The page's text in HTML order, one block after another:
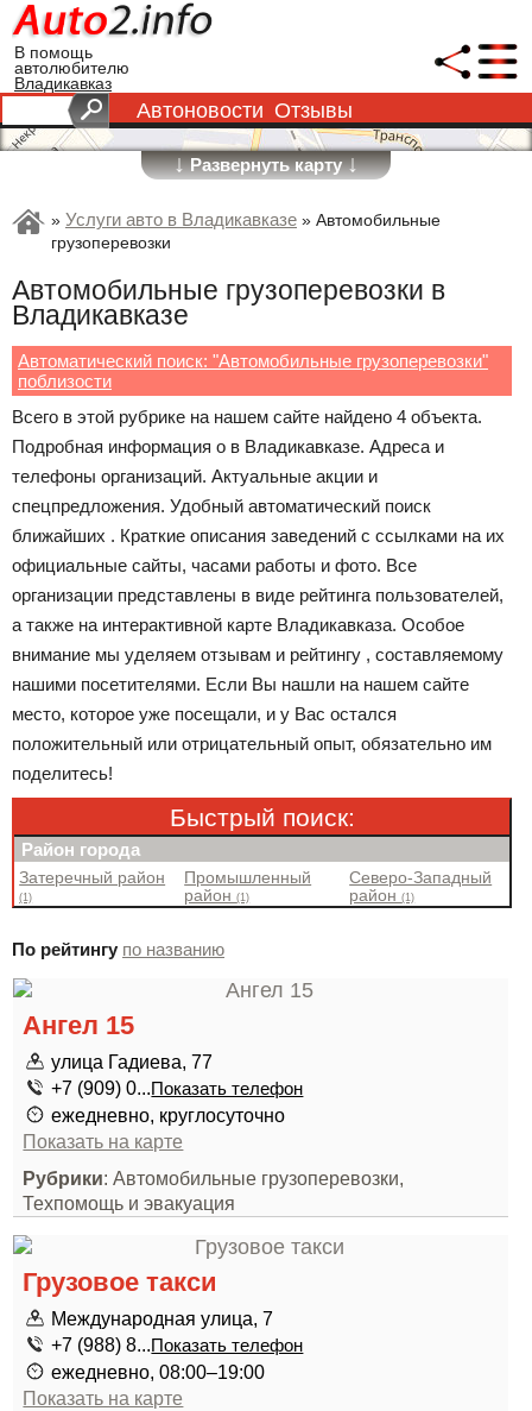
В помощь
автолюбителю
Владикавказ
Автоновости Отзывы
↓Развернуть карту↓
» Услуги авто в Владикавказе » Автомобильные
грузоперевозки
Автомобильные грузоперевозки в
Владикавказе
Автоматический поиск: "Автомобильные грузоперевозки"
поблизости
Всего в этой рубрике на нашем сайте найдено 4 объекта.
Подробная информация о в Владикавказе. Адреса и
телефоны организаций. Актуальные акции и
спецпредложения. Удобный автоматический поиск
ближайших . Краткие описания заведений с ссылками на их
официальные сайты, часами работы и фото. Все
организации представлены в виде рейтинга пользователей,
а также на интерактивной карте Владикавказа. Особое
внимание мы уделяем отзывам и рейтингу , составляемому
нашими посетителями. Если Вы нашли на нашем сайте
место, которое уже посещали, и у Вас остался
положительный или отрицательный опыт, обязательно им
поделитесь!
Быстрый поиск:
Район города
Затеречный район
(1)
Промышленный
район(1)
Северо-Западный
район(1)
По рейтингу по названию
Ангел 15
улица Гадиева, 77
+7 (909) 0...Показать телефон
ежедневно, круглосуточно
Показать на карте
Рубрики: Автомобильные грузоперевозки,
Техпомощь и эвакуация
Грузовое такси
Международная улица, 7
+7 (988) 8...Показать телефон
ежедневно, 08:00–19:00
Показать на карте